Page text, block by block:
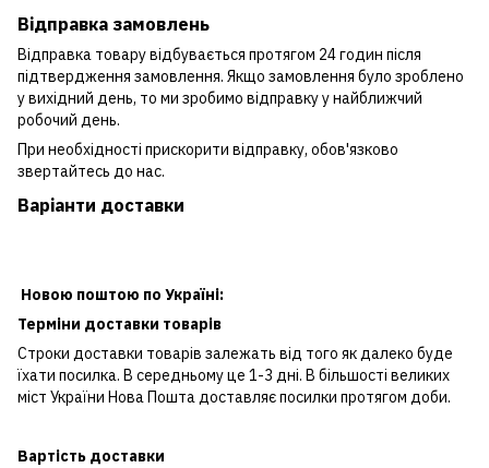
Відправка замовлень
Відправка товару відбувається протягом 24 годин після
підтвердження замовлення. Якщо замовлення було зроблено
у вихідний день, то ми зробимо відправку у найближчий
робочий день.
При необхідності прискорити відправку, обов'язково
звертайтесь до нас.
Варіанти доставки
Новою поштою по Україні:
Терміни доставки товарів
Строки доставки товарів залежать від того як далеко буде
їхати посилка. В середньому це 1-3 дні. В більшості великих
міст України Нова Пошта доставляє посилки протягом доби.
Вартість доставки